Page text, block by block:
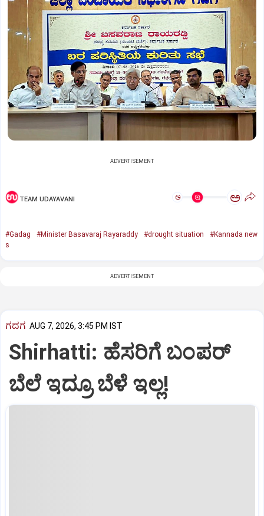
ADVERTISEMENT
TEAM UDAYAVANI ಅ ಅ
#Gadag #Minister Basavaraj Rayaraddy #drought situation
#Kannada new
s
ADVERTISEMENT
ಗದಗ AUG 7, 2026, 3:45 PM IST
Shirhatti: ಹೆಸರಿಗೆ ಬಂಪರ್
ಬೆಲೆ ಇದ್ರೂ ಬೆಳೆ ಇಲ್ಲ!